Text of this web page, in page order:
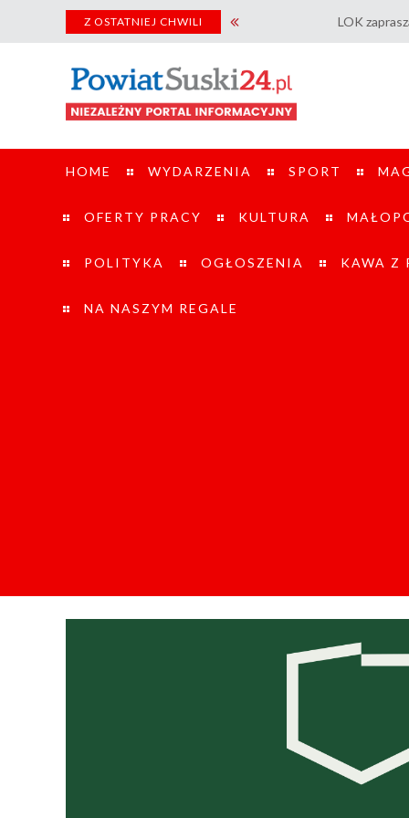
Z OSTATNIEJ CHWILI LOK zaprasza na
HOME WYDARZENIA SPORT
OFERTY PRACY KULTURA
POLITYKA OGŁOSZENIA KAWA Z
NA NASZYM REGALE